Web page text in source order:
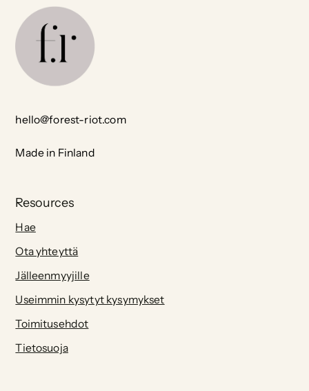
hello@forest-riot.com
Made in Finland
Resources
Hae
Ota yhteyttä
Jälleenmyyjille
Useimmin kysytyt kysymykset
Toimitusehdot
Tietosuoja